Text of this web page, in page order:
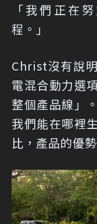
「我們正在
程。」
Christ沒有說
電混合動力選
整個產品線」
我們能在哪裡
比，產品的優